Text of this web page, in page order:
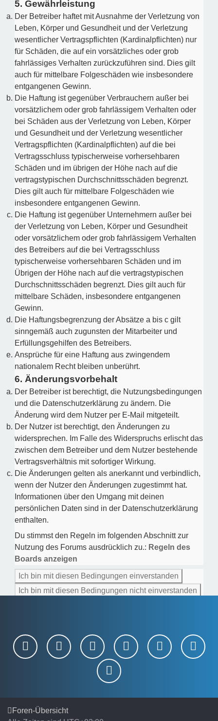
5. Gewährleistung
Der Betreiber haftet mit Ausnahme der Verletzung von
Leben, Körper und Gesundheit und der Verletzung
wesentlicher Vertragspflichten (Kardinalpflichten) nur
für Schäden, die auf ein vorsätzliches oder grob
fahrlässiges Verhalten zurückzuführen sind. Dies gilt
auch für mittelbare Folgeschäden wie insbesondere
entgangenen Gewinn.
Die Haftung ist gegenüber Verbrauchern außer bei
vorsätzlichem oder grob fahrlässigem Verhalten oder
bei Schäden aus der Verletzung von Leben, Körper
und Gesundheit und der Verletzung wesentlicher
Vertragspflichten (Kardinalpflichten) auf die bei
Vertragsschluss typischerweise vorhersehbaren
Schäden und im übrigen der Höhe nach auf die
vertragstypischen Durchschnittsschäden begrenzt.
Dies gilt auch für mittelbare Folgeschäden wie
insbesondere entgangenen Gewinn.
Die Haftung ist gegenüber Unternehmern außer bei
der Verletzung von Leben, Körper und Gesundheit
oder vorsätzlichem oder grob fahrlässigem Verhalten
des Betreibers auf die bei Vertragsschluss
typischerweise vorhersehbaren Schäden und im
Übrigen der Höhe nach auf die vertragstypischen
Durchschnittsschäden begrenzt. Dies gilt auch für
mittelbare Schäden, insbesondere entgangenen
Gewinn.
Die Haftungsbegrenzung der Absätze a bis c gilt
sinngemäß auch zugunsten der Mitarbeiter und
Erfüllungsgehilfen des Betreibers.
Ansprüche für eine Haftung aus zwingendem
nationalem Recht bleiben unberührt.
6. Änderungsvorbehalt
Der Betreiber ist berechtigt, die Nutzungsbedingungen
und die Datenschutzerklärung zu ändern. Die
Änderung wird dem Nutzer per E-Mail mitgeteilt.
Der Nutzer ist berechtigt, den Änderungen zu
widersprechen. Im Falle des Widerspruchs erlischt das
zwischen dem Betreiber und dem Nutzer bestehende
Vertragsverhältnis mit sofortiger Wirkung.
Die Änderungen gelten als anerkannt und verbindlich,
wenn der Nutzer den Änderungen zugestimmt hat.
Informationen über den Umgang mit deinen
persönlichen Daten sind in der Datenschutzerklärung
enthalten.
Du stimmst den Regeln im folgenden Abschnitt zur
Nutzung des Forums ausdrücklich zu.: Regeln des
Boards anzeigen
Foren-Übersicht